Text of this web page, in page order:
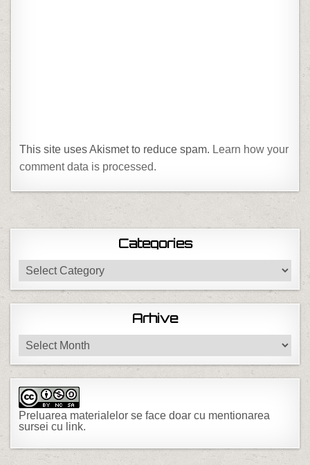
This site uses Akismet to reduce spam. Learn how your
comment data is processed.
Categories
Categories
Arhive
Arhive
Preluarea materialelor se face doar cu mentionarea
sursei cu link.